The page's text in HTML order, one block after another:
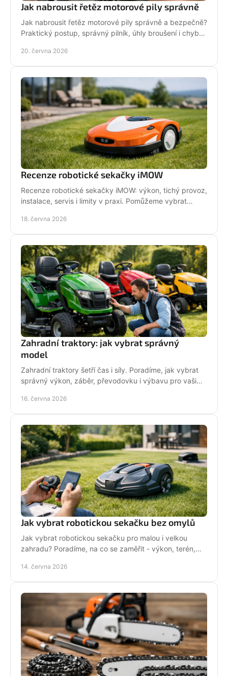
Jak nabrousit řetěz motorové pily správně
Jak nabrousit řetěz motorové pily správně a bezpečně?
Praktický postup, správný pilník, úhly broušení i chyby,
20. června 2026
Recenze robotické sekačky iMOW
Recenze robotické sekačky iMOW: výkon, tichý provoz,
instalace, servis i limity v praxi. Pomůžeme vybrat
18. června 2026
Zahradní traktory: jak vybrat správný
model
Zahradní traktory šetří čas i síly. Poradíme, jak vybrat
správný výkon, záběr, převodovku i výbavu pro vaši
16. června 2026
Jak vybrat robotickou sekačku bez omylů
Jak vybrat robotickou sekačku pro malou i velkou
zahradu? Poradíme, na co se zaměřit - výkon, terén,
14. června 2026